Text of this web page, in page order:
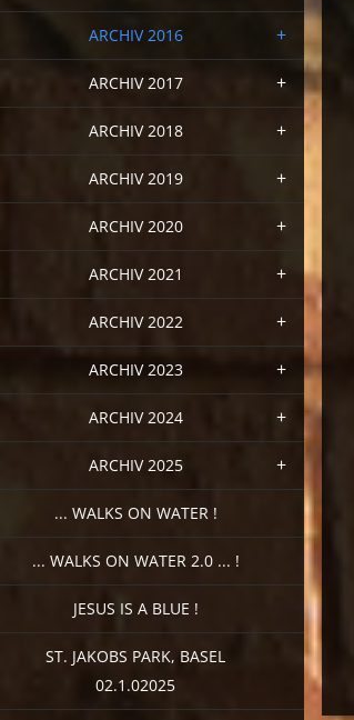
ARCHIV 2016
ARCHIV 2017
ARCHIV 2018
ARCHIV 2019
ARCHIV 2020
ARCHIV 2021
ARCHIV 2022
ARCHIV 2023
ARCHIV 2024
ARCHIV 2025
... WALKS ON WATER !
... WALKS ON WATER 2.0 ... !
JESUS IS A BLUE !
ST. JAKOBS PARK, BASEL
02.1.02025